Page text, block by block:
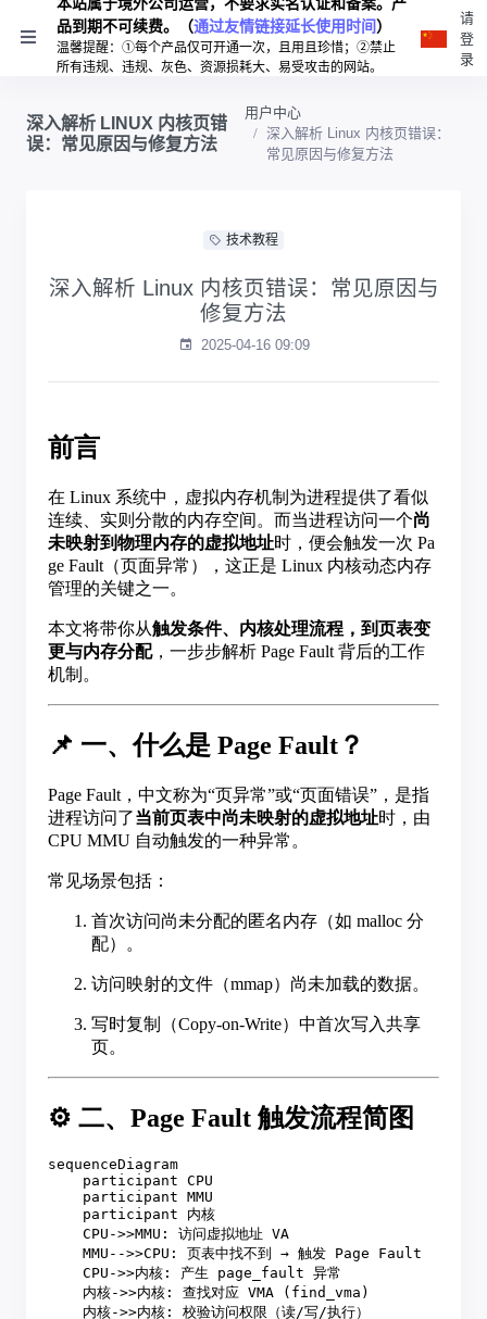
品到期不可续费。（通过友情链接延长使用时间）
温馨提醒：①每个产品仅可开通一次，且用且珍惜；②禁止
所有违规、违规、灰色、资源损耗大、易受攻击的网站。
请
登
录
深入解析 LINUX 内核页错
误：常见原因与修复方法
用户中心
深入解析 Linux 内核页错误：
常见原因与修复方法
技术教程
深入解析 Linux 内核页错误：常见原因与
修复方法
2025-04-16 09:09